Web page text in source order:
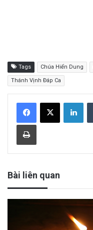
Tags Chúa Hiển Dung
Thánh Vịnh Đáp Ca
Bài liên quan